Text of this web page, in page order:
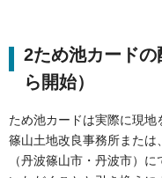
2ため池カード
ら開始）
ため池カードは実際に現地
篠山土地改良事務所また
（丹波篠山市・丹波市）